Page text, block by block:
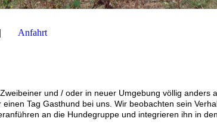
Anfahrt
und / oder in neuer Umgebung völlig anders
Tag Gasthund bei uns. Wir beobachten sein
an die Hundegruppe und integrieren ihn in